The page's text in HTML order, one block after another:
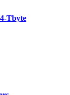
Tbyte